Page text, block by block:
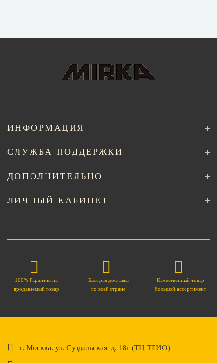
ИНФОРМАЦИЯ
СЛУЖБА ПОДДЕРЖКИ
ДОПОЛНИТЕЛЬНО
ЛИЧНЫЙ КАБИНЕТ
100% Гарантия на
продаваемый товар
Быстрая доставка
по всей стране
Качественный товар
большой ассортимент
г. Москва. ул. Суздальская, д. 18г (ТЦ ТРИО)